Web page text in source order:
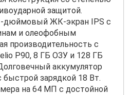
защитой.
дюймовый ЖК-экран IPS с
и олеофобным
производительность с
P90, 8 ГБ ОЗУ и 128 ГБ
аккумулятор
зарядкой 18 Вт.
на 64 МП с достойной